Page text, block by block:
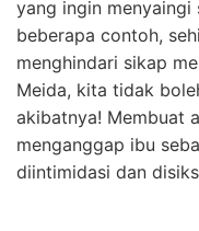
yang ingin menyaingi
beberapa contoh,
menghindari sikap
Meida, kita tidak
akibatnya! Membuat
menganggap ibu
diintimidasi dan